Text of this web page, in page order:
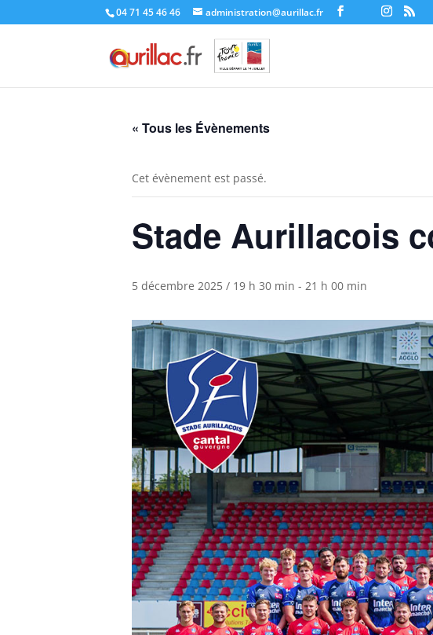
04 71 45 46 46 administration@aurillac.fr
« Tous les Évènements
Cet évènement est passé.
Stade Aurillacois
5 décembre 2025 / 19 h 30 min - 21 h 00 min